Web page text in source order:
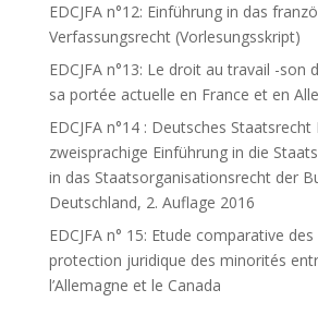
EDCJFA n°12: Einführung in das
Verfassungsrecht (Vorlesungsskript)
EDCJFA n°13: Le droit au travail -son
sa portée actuelle en France et en
EDCJFA n°14 : Deutsches Staatsrecht
zweisprachige Einführung in die
in das Staatsorganisationsrecht der
Deutschland, 2. Auflage 2016
EDCJFA n° 15: Etude comparative
protection juridique des minorités
l’Allemagne et le Canada